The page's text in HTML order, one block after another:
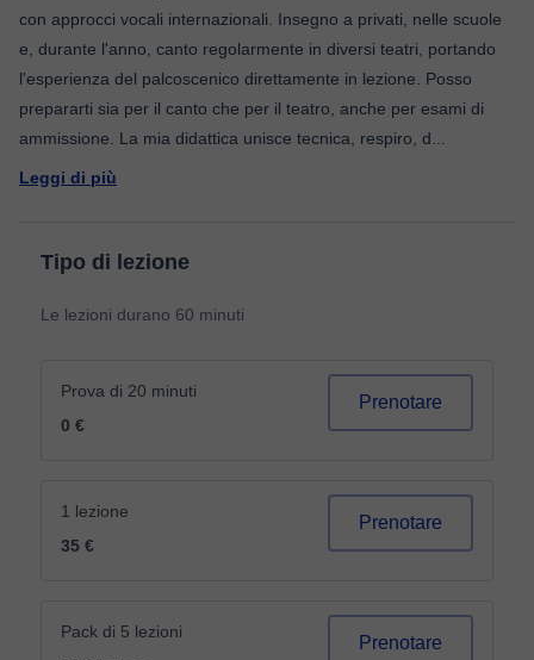
con approcci vocali internazionali. Insegno a privati, nelle scuole
e, durante l'anno, canto regolarmente in diversi teatri, portando
l'esperienza del palcoscenico direttamente in lezione. Posso
prepararti sia per il canto che per il teatro, anche per esami di
ammissione. La mia didattica unisce tecnica, respiro, d
Leggi di più
Tipo di lezione
Le lezioni durano 60 minuti
Prova di 20 minuti
0 €
Prenotare
1 lezione
35 €
Prenotare
Pack di 5 lezioni
Prenotare